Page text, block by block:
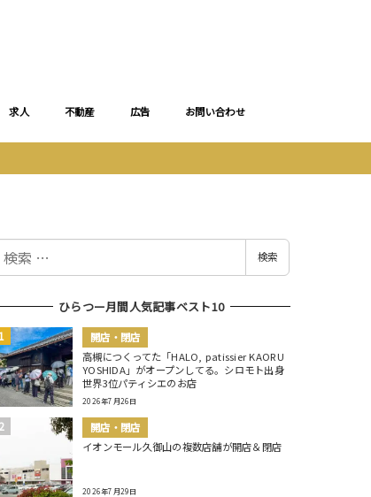
求人 不動産 広告 お問い合わせ
検索
ひらつー月間人気記事ベスト10
開店・閉店
高槻につくってた「HALO, patissier KAORU
YOSHIDA」がオープンしてる。シロモト出身
世界3位パティシエのお店
2026年7月26日
開店・閉店
イオンモール久御山の複数店舗が開店＆閉店
2026年7月29日